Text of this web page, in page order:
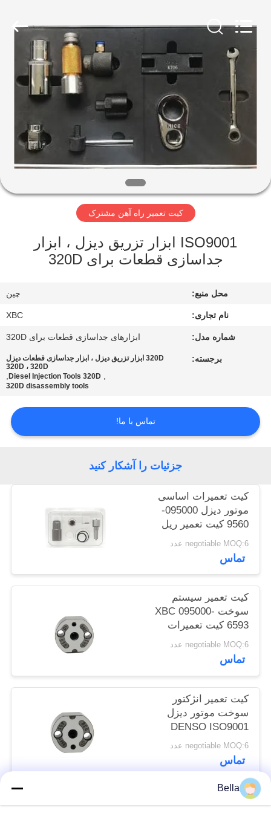
صفحه
اصلی
محصولات
فیلم
های
کارخانه
کنترل
ما
تماس
اخبار
نقشه
سایت
PRIVACY
POLICY
Trade
Co.,Ltd.
کیت تعمیر راه آهن مشترک
ISO9001 ابزار تزریق دیزل ، ابزار
جداسازی قطعات برای 320D
محل منبع: چین
نام تجاری: XBC
شماره مدل: ابزارهای جداسازی قطعات برای 320D
برجسته:
320D ابزار تزریق دیزل ، ابزار جداسازی قطعات دیزل
320D ، 320D
,
Diesel Injection Tools 320D
,
320D disassembly tools
تماس با ما!
جزئیات را آشکار کنید
کیت تعمیرات اساسی
موتور دیزل 095000-
9560 کیت تعمیر ریل
مشترک
negotiable MOQ:6 عدد
تماس
کیت تعمیر سیستم
سوخت XBC 095000-
6593 کیت تعمیرات
اساسی دیزل
negotiable MOQ:6 عدد
تماس
کیت تعمیر انژکتور
سوخت موتور دیزل
DENSO ISO9001
095000-6250
negotiable MOQ:6 عدد
تماس
Bella